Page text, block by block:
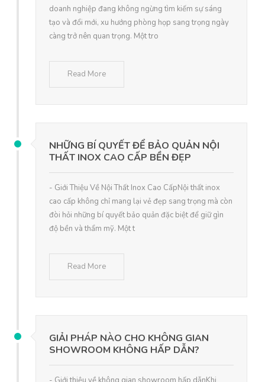
doanh nghiệp đang không ngừng tìm kiếm sự sáng
tạo và đổi mới, xu hướng phòng họp sang trọng ngày
càng trở nên quan trọng. Một tro
Read More
NHỮNG BÍ QUYẾT ĐỂ BẢO QUẢN NỘI
THẤT INOX CAO CẤP BỀN ĐẸP
- Giới Thiệu Về Nội Thất Inox Cao CấpNội thất inox
cao cấp không chỉ mang lại vẻ đẹp sang trọng mà còn
đòi hỏi những bí quyết bảo quản đặc biệt để giữ gìn
độ bền và thẩm mỹ. Một t
Read More
GIẢI PHÁP NÀO CHO KHÔNG GIAN
SHOWROOM KHÔNG HẤP DẪN?